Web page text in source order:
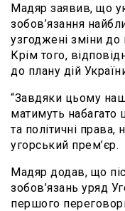
Мадяр заявив, що
зобов’язання
узгоджені зміни до
Крім того,
до плану дій
“Завдяки цьому
матимуть набагато
та політичні права,
угорський прем’єр.
Мадяр додав, що
зобов’язань уряд
першого